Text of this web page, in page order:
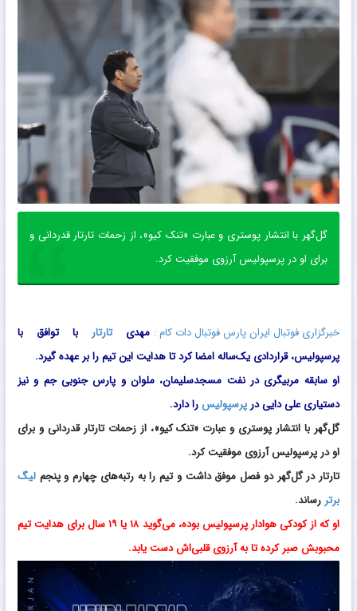
تعداد نظرات کاربران :۰ نظر
تاریخ انتشار : سه‌شنبه ۱۶ تیر ۱۴۰۵ | ۱۳:۴۶
گل‌گهر با انتشار پوستری و عبارت «تنک کیو»، از زحمات تارتار قدردانی و
برای او در پرسپولیس آرزوی موفقیت کرد.
اکوتراست؛ منتور شخصی
سرمایه‌گذاری با 99% سیگنال
سیگنال رایگان
خبرگزاری فوتبال ایران پارس فوتبال دات کام : مهدی
پرسپولیس، قراردادی یک‌ساله امضا کرد تا هدایت این تیم را بر عهده گیرد.
او سابقه مربیگری در نفت مسجدسلیمان، ملوان و پارس جنوبی جم و نیز